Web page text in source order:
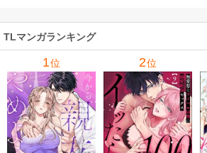
巻
TLマンガランキング
1位 2位